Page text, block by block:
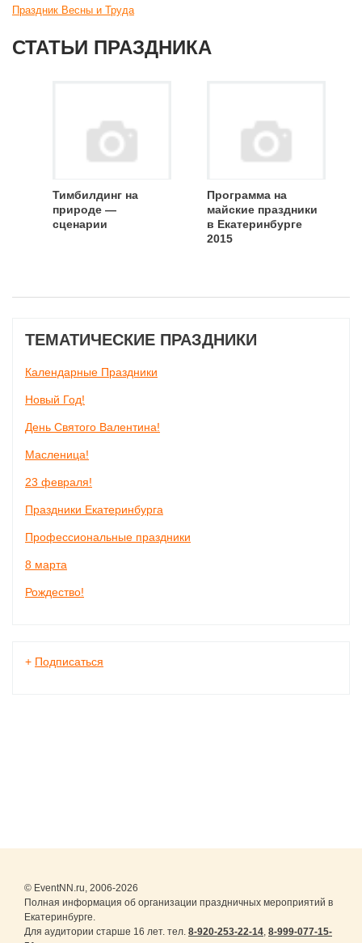
Праздник Весны и Труда
СТАТЬИ ПРАЗДНИКА
Тимбилдинг на
природе —
сценарии
Программа на
майские праздники
в Екатеринбурге
2015
ТЕМАТИЧЕСКИЕ ПРАЗДНИКИ
Календарные Праздники
Новый Год!
День Святого Валентина!
Масленица!
23 февраля!
Праздники Екатеринбурга
Профессиональные праздники
8 марта
Рождество!
+ Подписаться
© EventNN.ru, 2006-2026
Полная информация об организации праздничных мероприятий в
Екатеринбурге.
Для аудитории старше 16 лет. тел. 8-920-253-22-14, 8-999-077-15-